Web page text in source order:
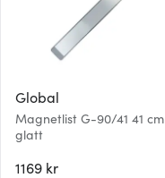
Global
Magnetlist G-90/41 41 cm
glatt
1169 kr